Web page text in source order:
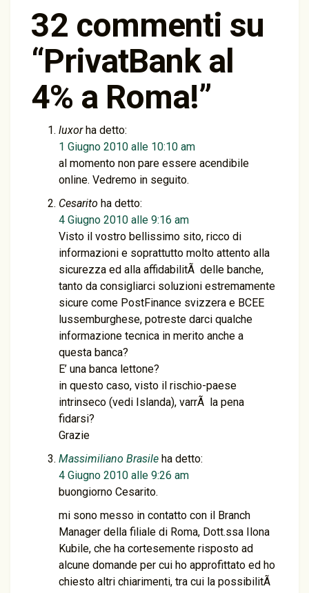
32 commenti su
“PrivatBank al
4% a Roma!”
luxor ha detto:
1 Giugno 2010 alle 10:10 am
al momento non pare essere acendibile
online. Vedremo in seguito.
Cesarito ha detto:
4 Giugno 2010 alle 9:16 am
Visto il vostro bellissimo sito, ricco di
informazioni e soprattutto molto attento alla
sicurezza ed alla affidabilitÃ delle banche,
tanto da consigliarci soluzioni estremamente
sicure come PostFinance svizzera e BCEE
lussemburghese, potreste darci qualche
informazione tecnica in merito anche a
questa banca?
E’ una banca lettone?
in questo caso, visto il rischio-paese
intrinseco (vedi Islanda), varrÃ la pena
fidarsi?
Grazie
Massimiliano Brasile ha detto:
4 Giugno 2010 alle 9:26 am
buongiorno Cesarito.
mi sono messo in contatto con il Branch
Manager della filiale di Roma, Dott.ssa Ilona
Kubile, che ha cortesemente risposto ad
alcune domande per cui ho approfittato ed ho
chiesto altri chiarimenti, tra cui la possibilitÃ